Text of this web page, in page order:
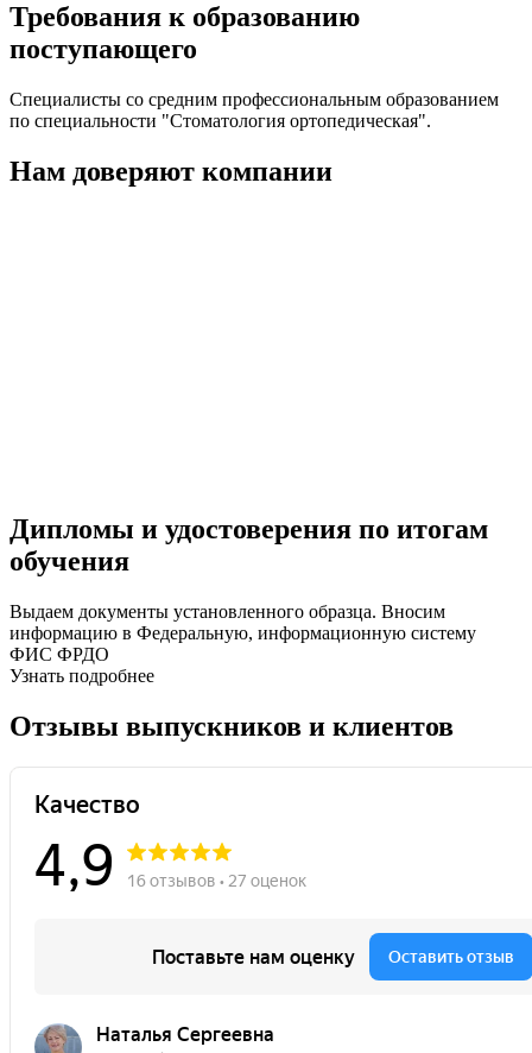
Требования к образованию
поступающего
Cпециалисты со средним профессиональным образованием
по специальности "Стоматология ортопедическая".
Нам доверяют компании
Дипломы и удостоверения по итогам
обучения
Выдаем документы установленного образца. Вносим
информацию в Федеральную, информационную систему
ФИС ФРДО
Узнать подробнее
Отзывы выпускников и клиентов